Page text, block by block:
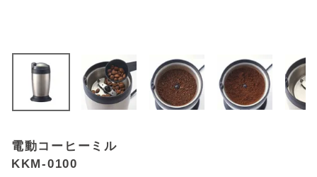
ログイン
電動コーヒーミル
KKM-0100